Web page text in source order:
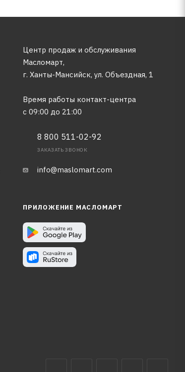
Центр продаж и обслуживания
Масломарт,
г. Ханты-Мансийск, ул. Объездная, 1
Время работы контакт-центра
с 09:00 до 21:00
8 800 511-02-92
ЗАКАЗАТЬ ЗВОНОК
info@maslomart.com
ПРИЛОЖЕНИЕ МАСЛОМАРТ